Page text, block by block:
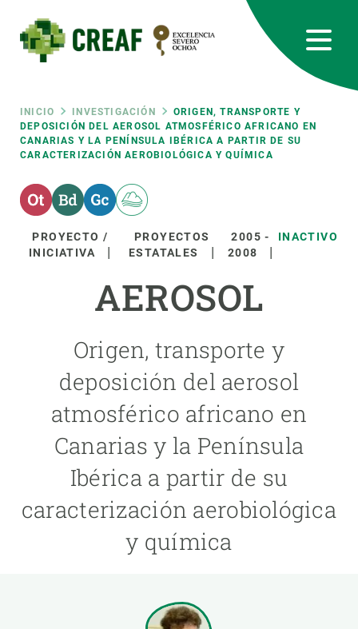
contenido
principal
Ruta
de
navegación
INICIO INVESTIGACIÓN
ORIGEN, TRANSPORTE Y
DEPOSICIÓN DEL AEROSOL ATMOSFÉRICO AFRICANO EN
CANARIAS Y LA PENÍNSULA IBÉRICA A PARTIR DE SU
CARACTERIZACIÓN AEROBIOLÓGICA Y QUÍMICA
PROYECTO /
INICIATIVA
PROYECTOS
ESTATALES
2005 -
2008
INACTIVO
AEROSOL
Origen, transporte y
deposición del aerosol
atmosférico africano en
Canarias y la Península
Ibérica a partir de su
caracterización aerobiológica
y química
RRSS
Featured
responsive
INTRANET
Responsive
menu
SOBRE NOSOTROS
ÚNETE A NOSOTROS
PARTICIPA